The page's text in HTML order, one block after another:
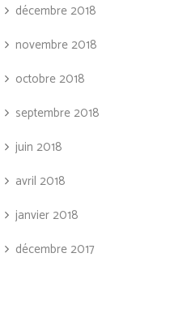
décembre 2018
novembre 2018
octobre 2018
septembre 2018
juin 2018
avril 2018
janvier 2018
décembre 2017